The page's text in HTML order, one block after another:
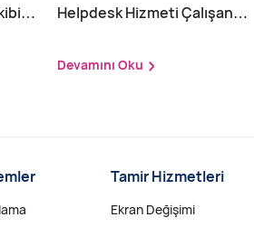
Helpdesk Hizmeti Çalışan
Devamını Oku
Tamir Hizmetleri
Ekran Değişimi